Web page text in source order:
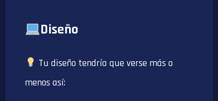
Diseño
Tu diseño tendría que verse más o
menos así: